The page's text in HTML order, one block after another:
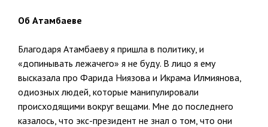
Об Атамбаеве
Благодаря Атамбаеву я пришла в политику, и
«допинывать лежачего» я не буду. В лицо я ему
высказала про Фарида Ниязова и Икрама Илмиянова,
одиозных людей, которые манипулировали
происходящими вокруг вещами. Мне до последнего
казалось, что экс-президент не знал о том, что они